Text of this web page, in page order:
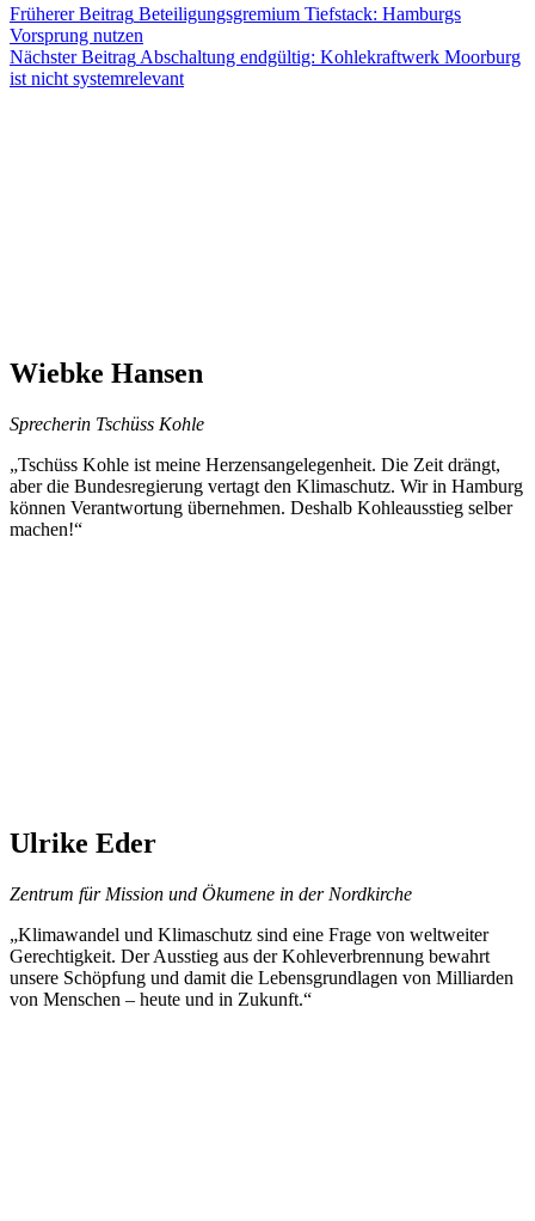
Skip
back
to
main
Beitragsnavigation
Früherer Beitrag Beteiligungsgremium Tiefstack: Hamburgs
Vorsprung nutzen
Nächster Beitrag Abschaltung endgültig: Kohlekraftwerk Moorburg
ist nicht systemrelevant
Wiebke Hansen
Sprecherin Tschüss Kohle
„Tschüss Kohle ist meine Herzensangelegenheit. Die Zeit drängt,
aber die Bundesregierung vertagt den Klimaschutz. Wir in Hamburg
können Verantwortung übernehmen. Deshalb Kohleausstieg selber
machen!“
Ulrike Eder
Zentrum für Mission und Ökumene in der Nordkirche
„Klimawandel und Klimaschutz sind eine Frage von weltweiter
Gerechtigkeit. Der Ausstieg aus der Kohleverbrennung bewahrt
unsere Schöpfung und damit die Lebensgrundlagen von Milliarden
von Menschen – heute und in Zukunft.“